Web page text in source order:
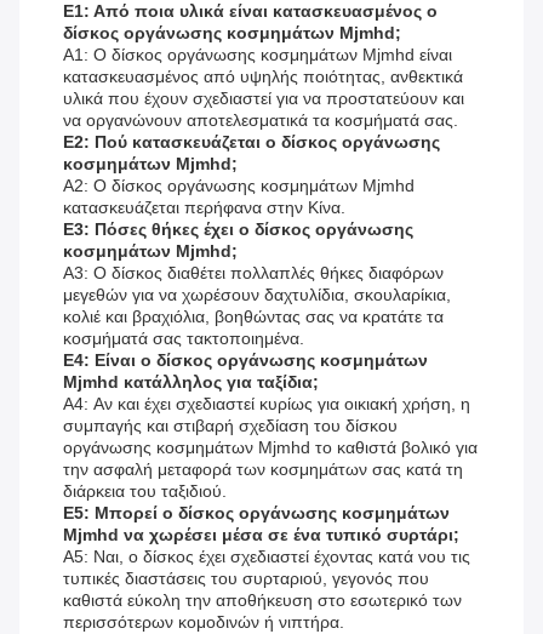
Ε1: Από ποια υλικά είναι κατασκευασμένος ο
δίσκος οργάνωσης κοσμημάτων Mjmhd;
A1: Ο δίσκος οργάνωσης κοσμημάτων Mjmhd είναι
κατασκευασμένος από υψηλής ποιότητας, ανθεκτικά
υλικά που έχουν σχεδιαστεί για να προστατεύουν και
να οργανώνουν αποτελεσματικά τα κοσμήματά σας.
Ε2: Πού κατασκευάζεται ο δίσκος οργάνωσης
κοσμημάτων Mjmhd;
A2: Ο δίσκος οργάνωσης κοσμημάτων Mjmhd
κατασκευάζεται περήφανα στην Κίνα.
Ε3: Πόσες θήκες έχει ο δίσκος οργάνωσης
κοσμημάτων Mjmhd;
A3: Ο δίσκος διαθέτει πολλαπλές θήκες διαφόρων
μεγεθών για να χωρέσουν δαχτυλίδια, σκουλαρίκια,
κολιέ και βραχιόλια, βοηθώντας σας να κρατάτε τα
κοσμήματά σας τακτοποιημένα.
Ε4: Είναι ο δίσκος οργάνωσης κοσμημάτων
Mjmhd κατάλληλος για ταξίδια;
A4: Αν και έχει σχεδιαστεί κυρίως για οικιακή χρήση, η
συμπαγής και στιβαρή σχεδίαση του δίσκου
οργάνωσης κοσμημάτων Mjmhd το καθιστά βολικό για
την ασφαλή μεταφορά των κοσμημάτων σας κατά τη
διάρκεια του ταξιδιού.
Ε5: Μπορεί ο δίσκος οργάνωσης κοσμημάτων
Mjmhd να χωρέσει μέσα σε ένα τυπικό συρτάρι;
A5: Ναι, ο δίσκος έχει σχεδιαστεί έχοντας κατά νου τις
τυπικές διαστάσεις του συρταριού, γεγονός που
καθιστά εύκολη την αποθήκευση στο εσωτερικό των
περισσότερων κομοδινών ή νιπτήρα.